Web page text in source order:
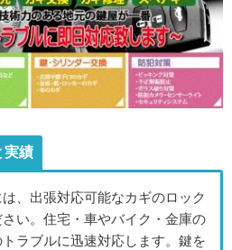
実績
、出張対応可能なカギのロック
い。住宅・車やバイク・金庫の
ラブルに迅速対応します。鍵を